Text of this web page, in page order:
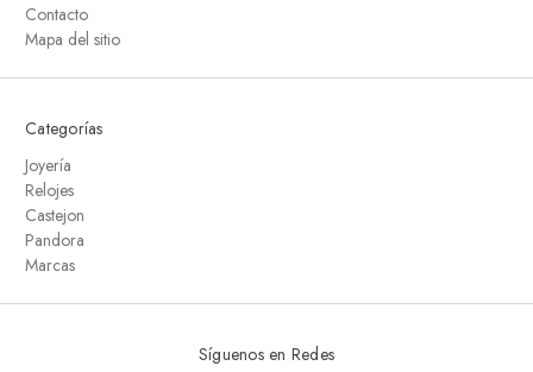
Contacto
Mapa del sitio
Categorías
Joyería
Relojes
Castejon
Pandora
Marcas
Síguenos en Redes